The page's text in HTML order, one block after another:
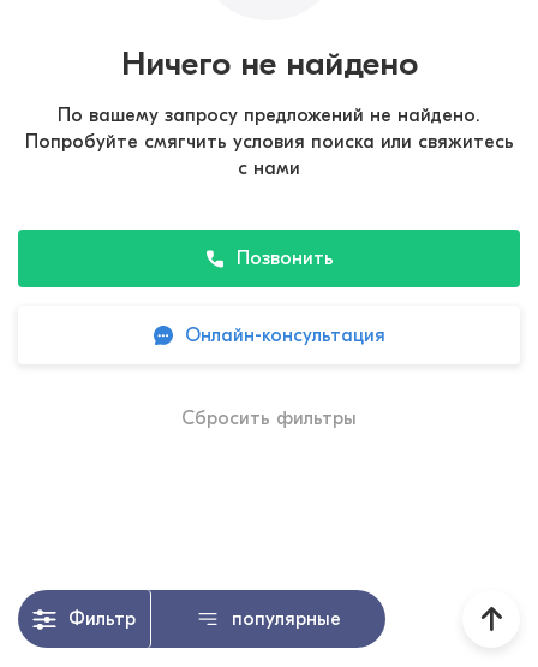
Ничего не найдено
По вашему запросу предложений не найдено.
Попробуйте смягчить условия поиска или свяжитесь
с нами
Позвонить
Онлайн-консультация
Сбросить фильтры
Фильтр популярные